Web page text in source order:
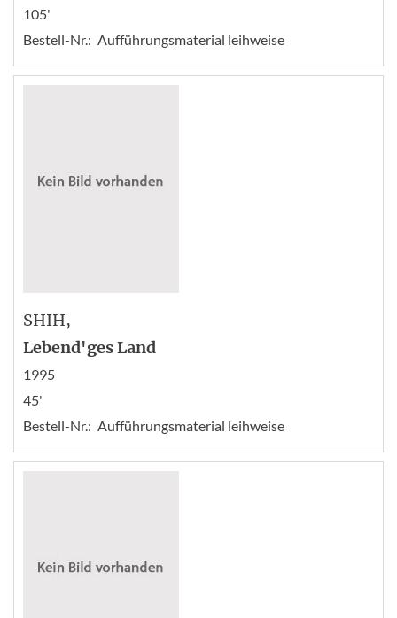
105'
Bestell-Nr.: Aufführungsmaterial leihweise
SHIH,
Lebend'ges Land
1995
45'
Bestell-Nr.: Aufführungsmaterial leihweise